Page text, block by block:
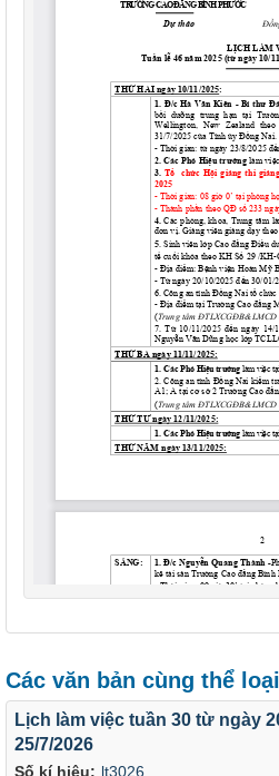
Các văn bản cùng thể loại
Số kí hiệu: lt3026
Lịch làm việc tuần 30 từ ngày
25/7/2026